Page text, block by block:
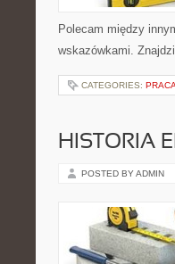
Polecam między
wskazówkami.
CATEGORIES: PRACA
HISTORIA
POSTED BY ADMIN